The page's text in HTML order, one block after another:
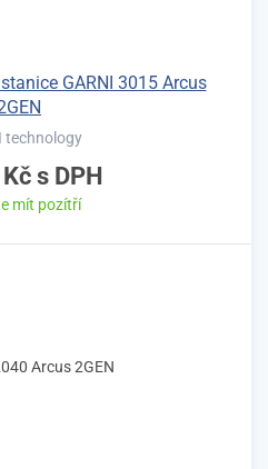
GARNI 3015 Arcus
technology
s DPH
mít pozítří